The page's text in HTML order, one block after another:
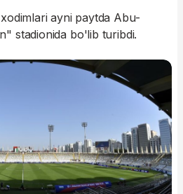
ayni paytda Abu-
stadionida bo'lib turibdi.